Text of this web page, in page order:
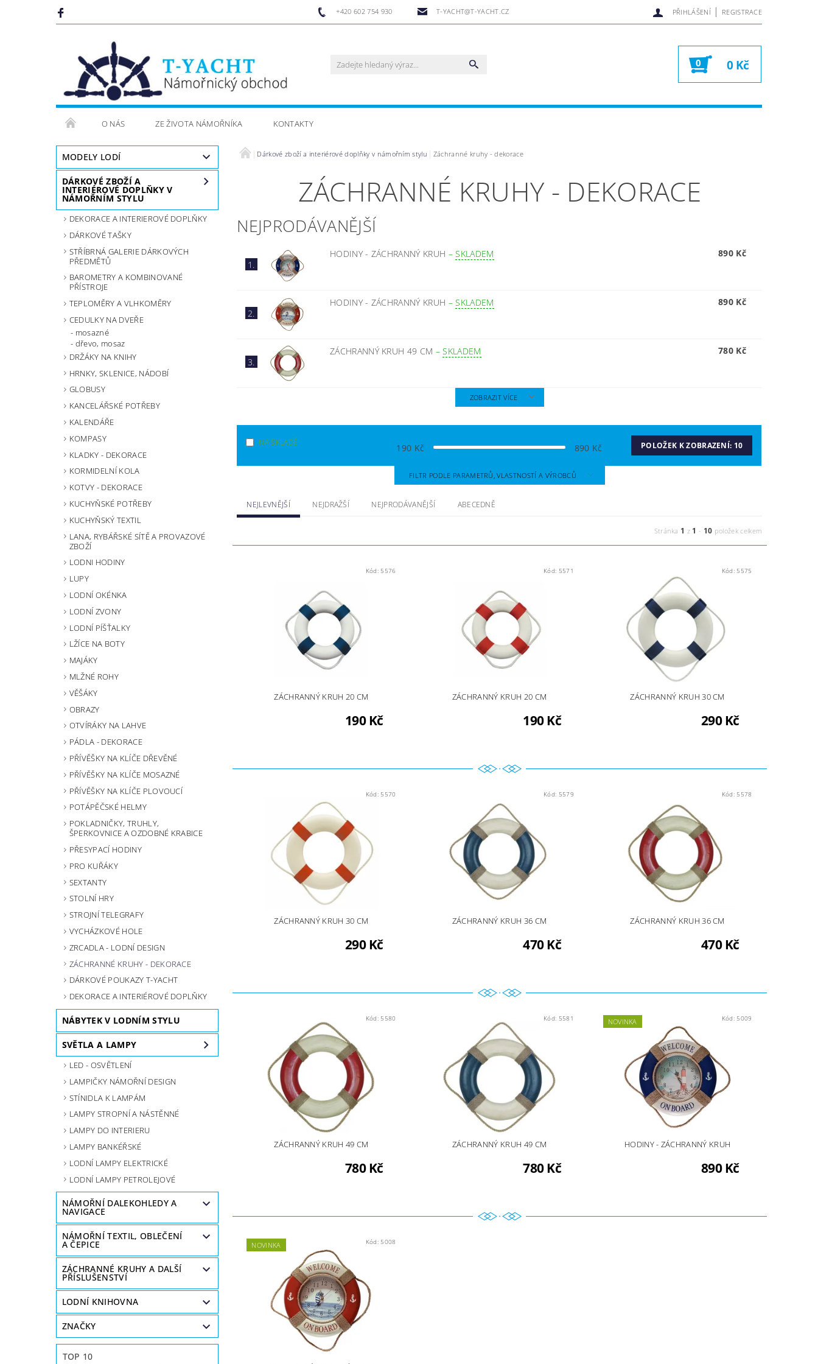
+420 602 754 930 T-YACHT@T-YACHT.CZ PŘIHLÁŠENÍ | REGISTRACE
0 0 Kč
O NÁS ZE ŽIVOTA NÁMOŘNÍKA KONTAKTY
MODELY LODÍ
DÁRKOVÉ ZBOŽÍ A
INTERIÉROVÉ DOPLŇKY V
NÁMOŘNÍM STYLU
DEKORACE A INTERIEROVÉ DOPLŇKY
DÁRKOVÉ TAŠKY
STŘÍBRNÁ GALERIE DÁRKOVÝCH
PŘEDMĚTŮ
BAROMETRY A KOMBINOVANÉ
PŘÍSTROJE
TEPLOMĚRY A VLHKOMĚRY
CEDULKY NA DVEŘE
mosazné
dřevo, mosaz
DRŽÁKY NA KNIHY
HRNKY, SKLENICE, NÁDOBÍ
GLOBUSY
KANCELÁŘSKÉ POTŘEBY
KALENDÁŘE
KOMPASY
KLADKY - DEKORACE
KORMIDELNÍ KOLA
KOTVY - DEKORACE
KUCHYŇSKÉ POTŘEBY
KUCHYŇSKÝ TEXTIL
LANA, RYBÁŘSKÉ SÍTĚ A PROVAZOVÉ
ZBOŽÍ
LODNI HODINY
LUPY
LODNÍ OKÉNKA
LODNÍ ZVONY
LODNÍ PÍŠŤALKY
LŽÍCE NA BOTY
MAJÁKY
MLŽNÉ ROHY
VĚŠÁKY
OBRAZY
OTVÍRÁKY NA LAHVE
PÁDLA - DEKORACE
PŘÍVĚŠKY NA KLÍČE DŘEVĚNÉ
PŘÍVĚŠKY NA KLÍČE MOSAZNÉ
PŘÍVĚŠKY NA KLÍČE PLOVOUCÍ
POTÁPĚČSKÉ HELMY
POKLADNIČKY, TRUHLY,
ŠPERKOVNICE A OZDOBNÉ KRABICE
PŘESYPACÍ HODINY
PRO KUŘÁKY
SEXTANTY
STOLNÍ HRY
STROJNÍ TELEGRAFY
VYCHÁZKOVÉ HOLE
ZRCADLA - LODNÍ DESIGN
ZÁCHRANNÉ KRUHY - DEKORACE
DÁRKOVÉ POUKAZY T-YACHT
DEKORACE A INTERIÉROVÉ DOPLŇKY
NÁBYTEK V LODNÍM STYLU
SVĚTLA A LAMPY
LED - OSVĚTLENÍ
LAMPIČKY NÁMOŘNÍ DESIGN
STÍNIDLA K LAMPÁM
LAMPY STROPNÍ A NÁSTĚNNÉ
LAMPY DO INTERIERU
LAMPY BANKÉŘSKÉ
LODNÍ LAMPY ELEKTRICKÉ
LODNÍ LAMPY PETROLEJOVÉ
NÁMOŘNÍ DALEKOHLEDY A
NAVIGACE
NÁMOŘNÍ TEXTIL, OBLEČENÍ
A ČEPICE
ZÁCHRANNÉ KRUHY A DALŠÍ
PŘÍSLUŠENSTVÍ
LODNÍ KNIHOVNA
ZNAČKY
TOP 10
Dárkové zboží a interiérové doplňky v námořním stylu Záchranné kruhy - dekorace
ZÁCHRANNÉ KRUHY - DEKORACE
NEJPRODÁVANĚJŠÍ
1.
HODINY - ZÁCHRANNÝ KRUH –SKLADEM 890 Kč
2.
HODINY - ZÁCHRANNÝ KRUH –SKLADEM 890 Kč
3.
ZÁCHRANNÝ KRUH 49 CM –SKLADEM 780 Kč
ZOBRAZIT VÍCE
NA SKLADĚ 190 Kč 890 Kč POLOŽEK K ZOBRAZENÍ: 10
FILTR PODLE PARAMETRŮ, VLASTNOSTÍ A VÝROBCŮ
NEJLEVNĚJŠÍ NEJDRAŽŠÍ NEJPRODÁVANĚJŠÍ ABECEDNĚ
Stránka 1 z 1 - 10 položek celkem
Kód:5576
ZÁCHRANNÝ KRUH 20 CM
190 Kč
Kód: 5571
ZÁCHRANNÝ KRUH 20 CM
190 Kč
Kód:5575
ZÁCHRANNÝ KRUH 30 CM
290 Kč
Kód:5570
ZÁCHRANNÝ KRUH 30 CM
290 Kč
Kód: 5579
ZÁCHRANNÝ KRUH 36 CM
470 Kč
Kód:5578
ZÁCHRANNÝ KRUH 36 CM
470 Kč
Kód:5580
ZÁCHRANNÝ KRUH 49 CM
780 Kč
Kód: 5581
ZÁCHRANNÝ KRUH 49 CM
780 Kč
NOVINKA Kód:5009
HODINY - ZÁCHRANNÝ KRUH
890 Kč
NOVINKA Kód:5008